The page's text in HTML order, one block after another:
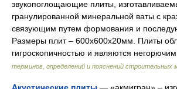
звукопоглощающие плиты,
гранулированной минеральной ваты с
связующим путем формования и
Размеры плит – 600х600х20мм. Плиты
гигроскопичностью и являются
терминов, определений и пояснений строительных